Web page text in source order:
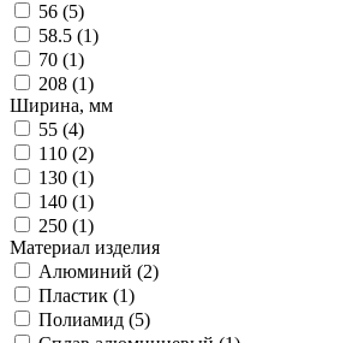
56 (5)
58.5 (1)
70 (1)
208 (1)
Ширина, мм
55 (4)
110 (2)
130 (1)
140 (1)
250 (1)
Материал изделия
Алюминий (2)
Пластик (1)
Полиамид (5)